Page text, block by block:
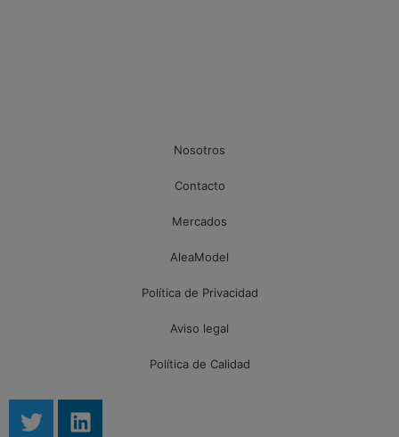
Nosotros
Contacto
Mercados
AleaModel
Política de Privacidad
Aviso legal
Política de Calidad